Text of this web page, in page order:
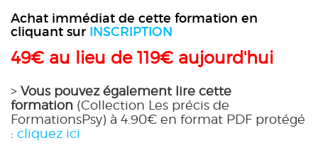
Achat immédiat de cette formation en
cliquant sur INSCRIPTION
49€ au lieu de 119€ aujourd'hui
> Vous pouvez également lire cette
formation (Collection Les précis de
FormationsPsy) à 4.90€ en format PDF protégé
: cliquez ici